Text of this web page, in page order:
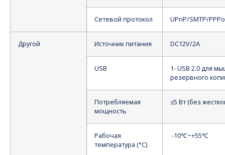
Сетевой протокол UPnP/SMTP/
Другой Источник питания DC12V/2A
USB
1- USB 2.0 для
резервного
Потребляемая
мощность
≤5 Вт (без
Рабочая
температура (°С)
-10℃~+55℃